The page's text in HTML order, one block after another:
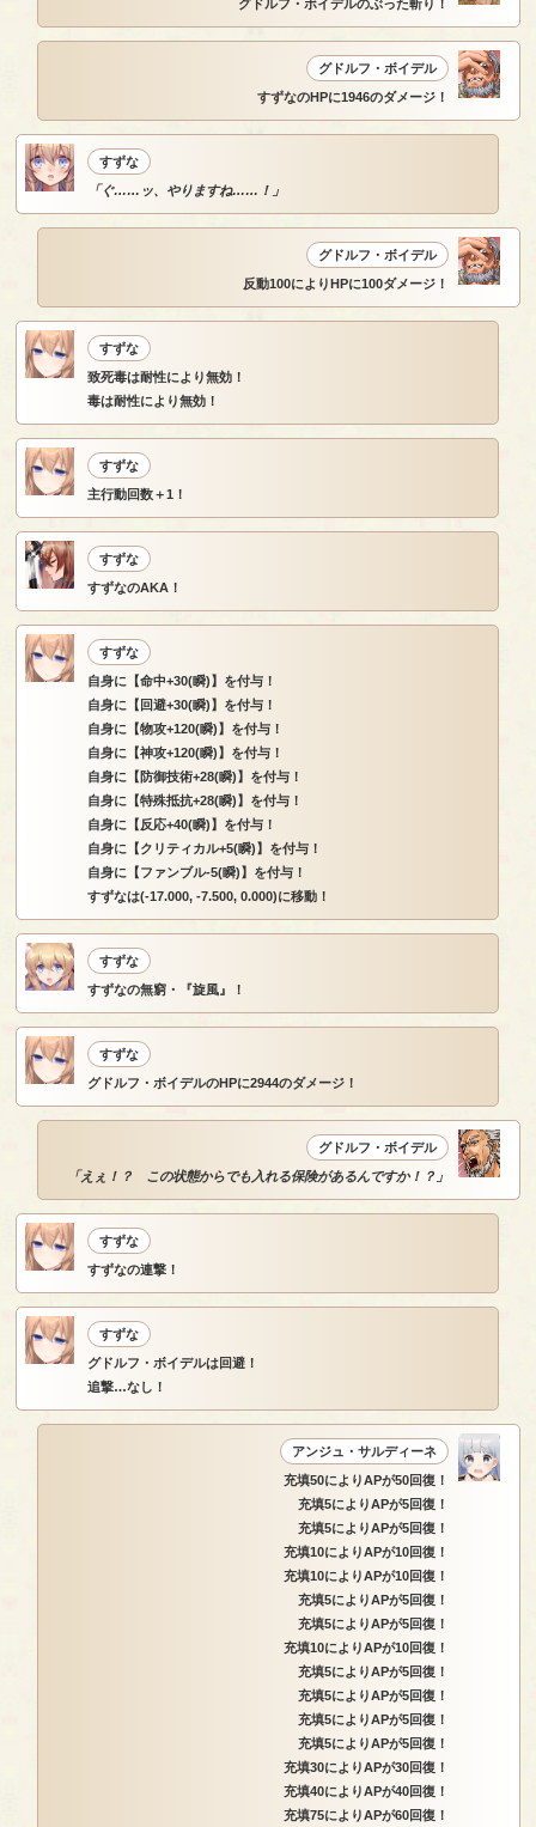
グドルフ・ボイデルのぶった斬り！
グドルフ・ボイデル
すずなのHPに1946のダメージ！
すずな
「ぐ……ッ、やりますね……！」
グドルフ・ボイデル
反動100によりHPに100ダメージ！
すずな
致死毒は耐性により無効！
毒は耐性により無効！
すずな
主行動回数＋1！
すずな
すずなのAKA！
すずな
自身に【命中+30(瞬)】を付与！
自身に【回避+30(瞬)】を付与！
自身に【物攻+120(瞬)】を付与！
自身に【神攻+120(瞬)】を付与！
自身に【防御技術+28(瞬)】を付与！
自身に【特殊抵抗+28(瞬)】を付与！
自身に【反応+40(瞬)】を付与！
自身に【クリティカル+5(瞬)】を付与！
自身に【ファンブル-5(瞬)】を付与！
すずなは(-17.000, -7.500, 0.000)に移動！
すずな
すずなの無窮・『旋風』！
すずな
グドルフ・ボイデルのHPに2944のダメージ！
グドルフ・ボイデル
「えぇ！？ この状態からでも入れる保険があるんですか！？」
すずな
すずなの連撃！
すずな
グドルフ・ボイデルは回避！
追撃…なし！
アンジュ・サルディーネ
充填50によりAPが50回復！
充填5によりAPが5回復！
充填5によりAPが5回復！
充填10によりAPが10回復！
充填10によりAPが10回復！
充填5によりAPが5回復！
充填5によりAPが5回復！
充填10によりAPが10回復！
充填5によりAPが5回復！
充填5によりAPが5回復！
充填5によりAPが5回復！
充填5によりAPが5回復！
充填30によりAPが30回復！
充填40によりAPが40回復！
充填75によりAPが60回復！